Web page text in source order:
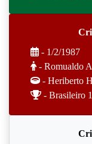
- 1/2/1987
- Romualdo
- Heriberto
- Brasileiro